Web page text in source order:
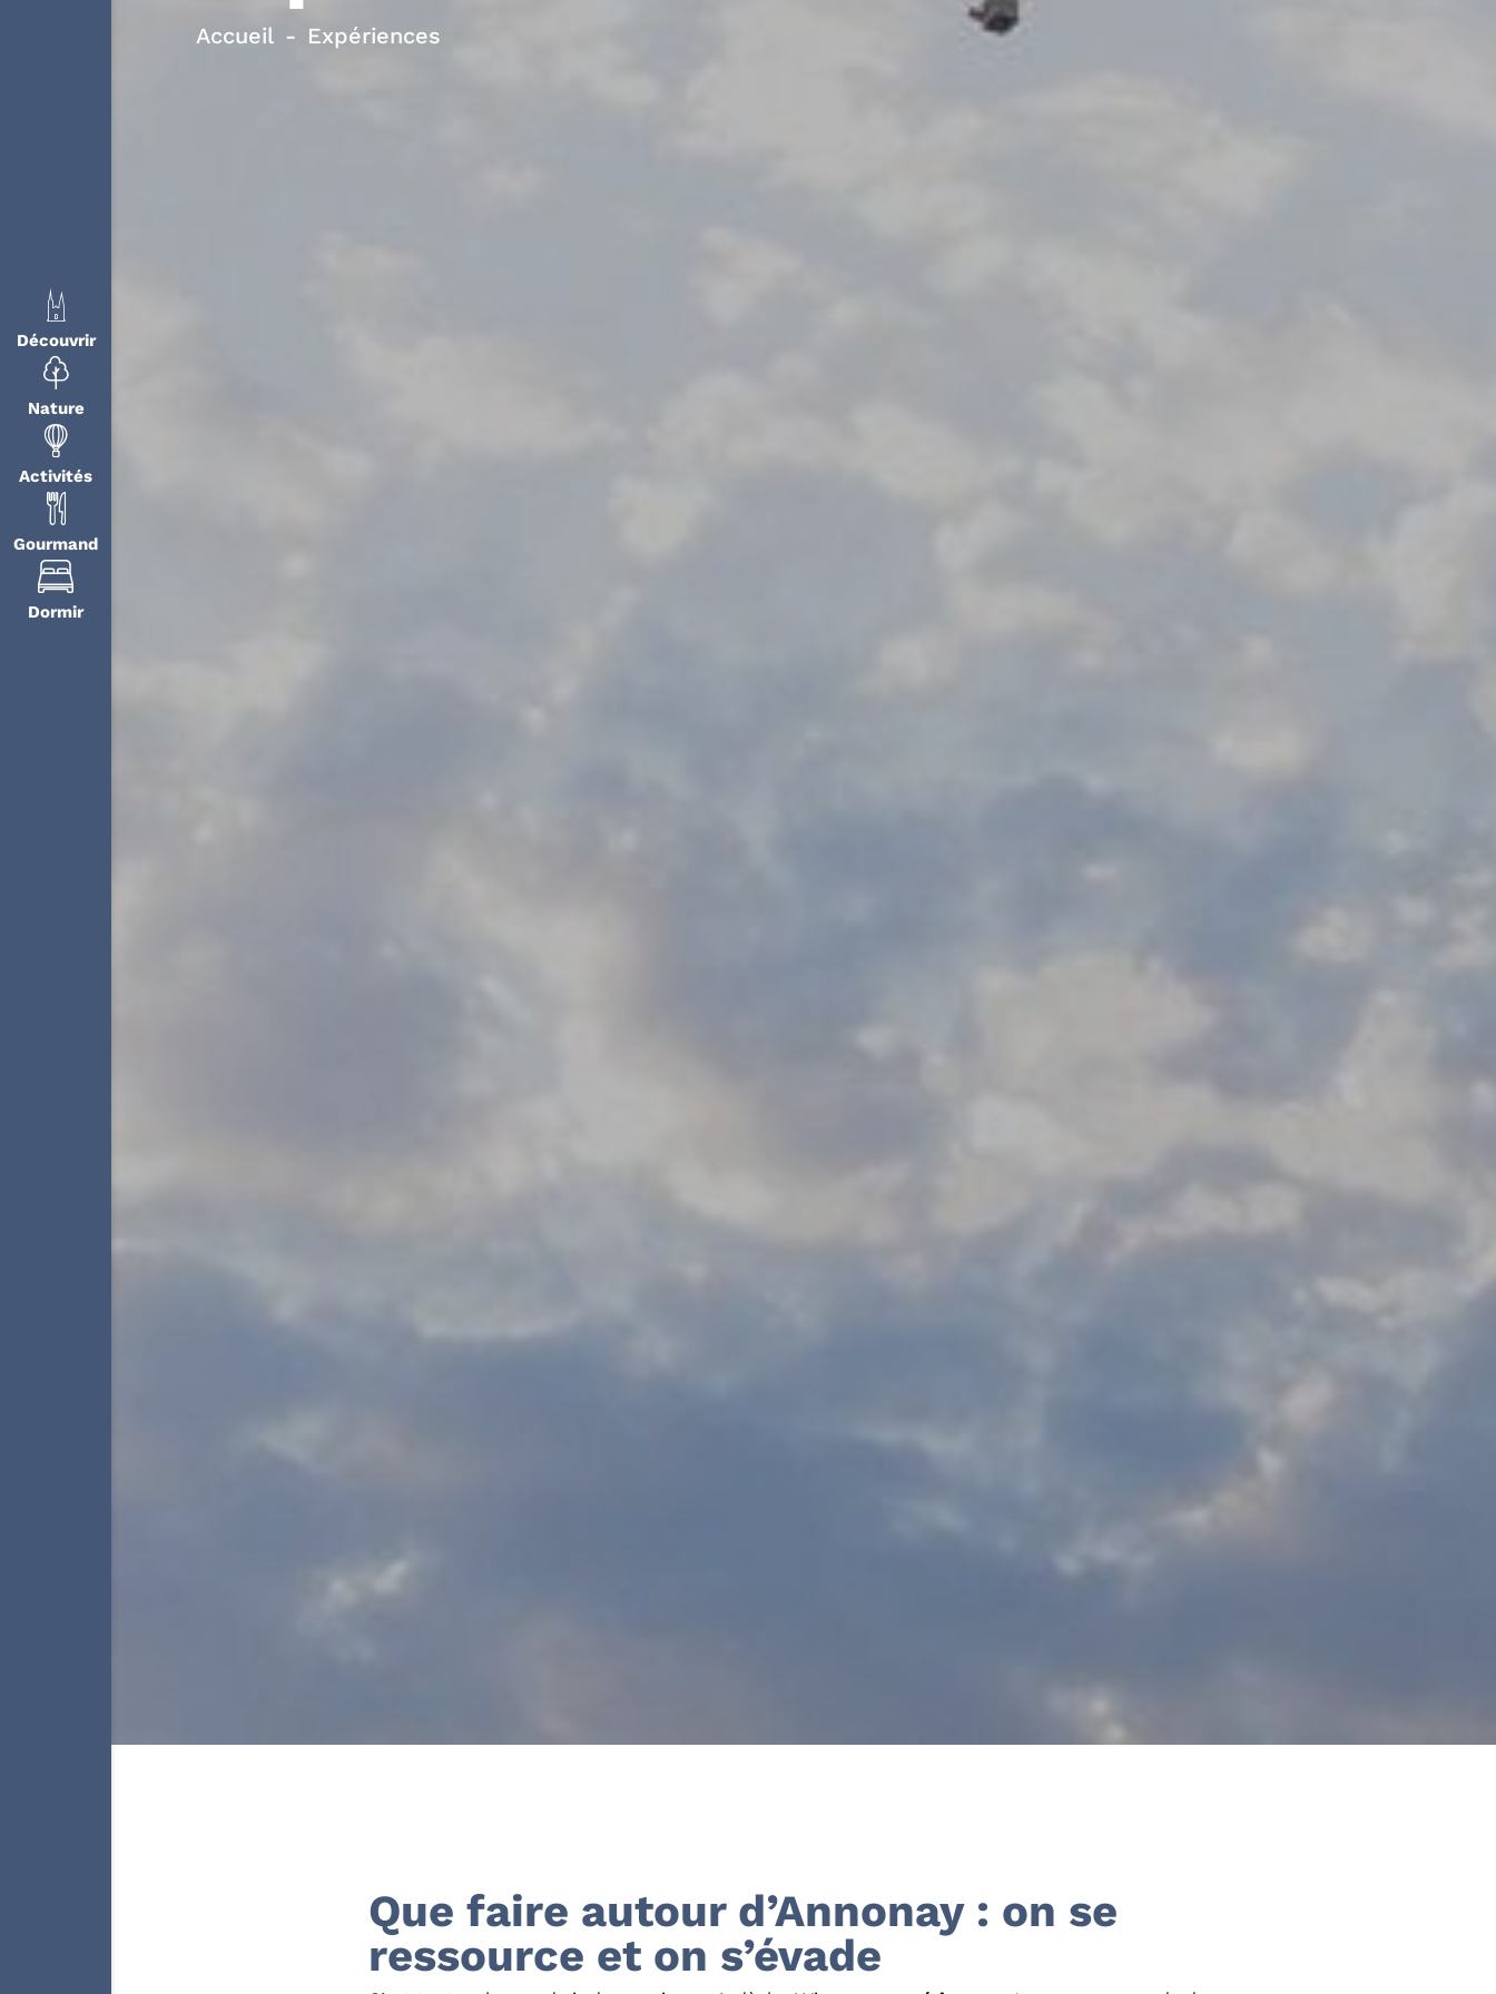
Découvrir
Nature
Activités
Gourmand
Dormir
Accueil Expériences
Que faire autour d’Annonay : on se
ressource et on s’évade